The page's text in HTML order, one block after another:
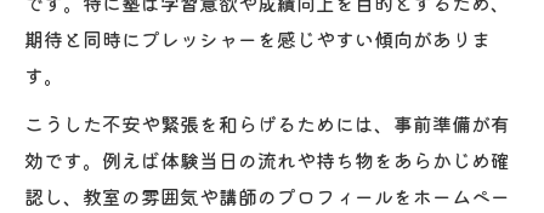
期待と同時にプレッシャーを感じやすい傾向がありま
す。
こうした不安や緊張を和らげるためには、事前準備が有
効です。例えば体験当日の流れや持ち物をあらかじめ確
認し、教室の雰囲気や講師のプロフィールをホームペー